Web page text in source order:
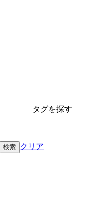
タグを探す
クリア